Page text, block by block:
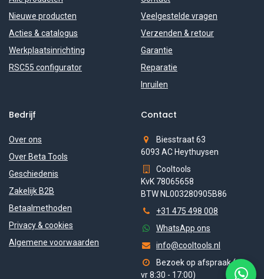
Nieuwe producten
Acties & catalogus
Werkplaatsinrichting
RSC55 configurator
Veelgestelde vragen
Verzenden & retour
Garantie
Reparatie
Inruilen
Bedrijf
Over ons
Over Beta Tools
Geschiedenis
Zakelijk B2B
Betaalmethoden
Privacy & cookies
Algemene voorwaarden
Contact
Biesstraat 63
6093 AC Heythuysen
Cooltools
KvK 78065658
BTW NL003280905B86
+31 475 498 008
WhatsApp ons
info@cooltools.nl
Bezoek op afspraak (ma-
vr 8:30 - 17:00)